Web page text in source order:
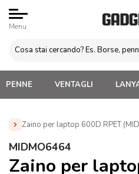
Menu
PENNE VENTAGLI
Zaino per laptop 600D RPET
Home » Zaini Personalizzati e
MIDMO6464
Zaino per